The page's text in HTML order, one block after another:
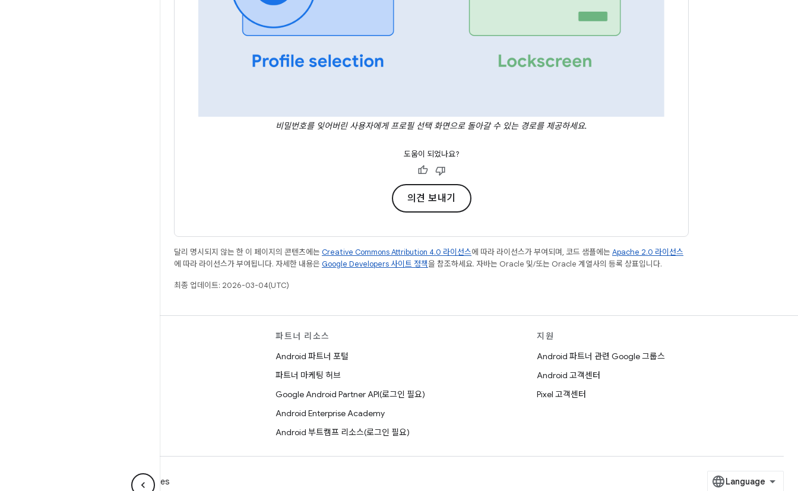
비밀번호를 잊어버린 사용자에게 프로필 선택 화면으로 돌아갈 수 있는 경로를 제공하세요.
도움이 되었나요?
의견 보내기
달리 명시되지 않는 한 이 페이지의 콘텐츠에는 Creative Commons Attribution 4.0 라이선스에 따라 라이선스가 부여되며, 코드 샘플에는 Apache 2.0 라이선스
에 따라 라이선스가 부여됩니다. 자세한 내용은 Google Developers 사이트 정책을 참조하세요. 자바는 Oracle 및/또는 Oracle 계열사의 등록 상표입니다.
최종 업데이트: 2026-03-04(UTC)
파트너 리소스
Android 파트너 포털
파트너 마케팅 허브
Google Android Partner API(로그인 필요)
Android Enterprise Academy
Android 부트캠프 리소스(로그인 필요)
지원
Android 파트너 관련 Google 그룹스
Android 고객센터
Pixel 고객센터
Manage cookies